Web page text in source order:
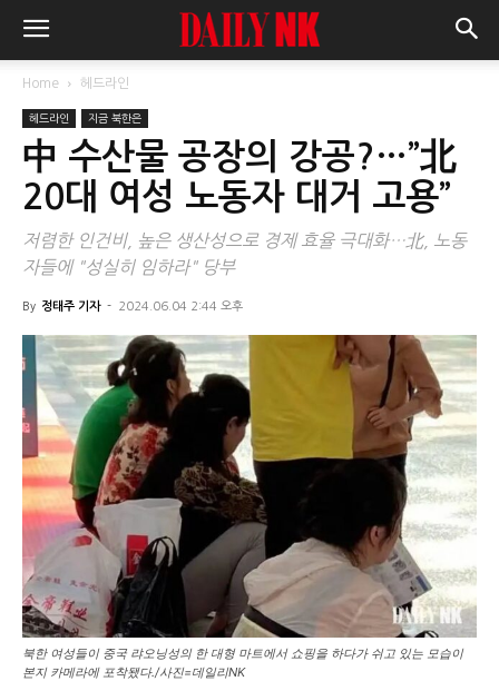
Home 헤드라인
헤드라인 지금 북한은
中 수산물 공장의 강공?…”北
20대 여성 노동자 대거 고용”
저렴한 인건비, 높은 생산성으로 경제 효율 극대화…北, 노동
자들에 "성실히 임하라" 당부
By 정태주 기자 - 2024.06.04 2:44 오후
북한 여성들이 중국 랴오닝성의 한 대형 마트에서 쇼핑을 하다가 쉬고 있는 모습이
본지 카메라에 포착됐다./사진=데일리NK